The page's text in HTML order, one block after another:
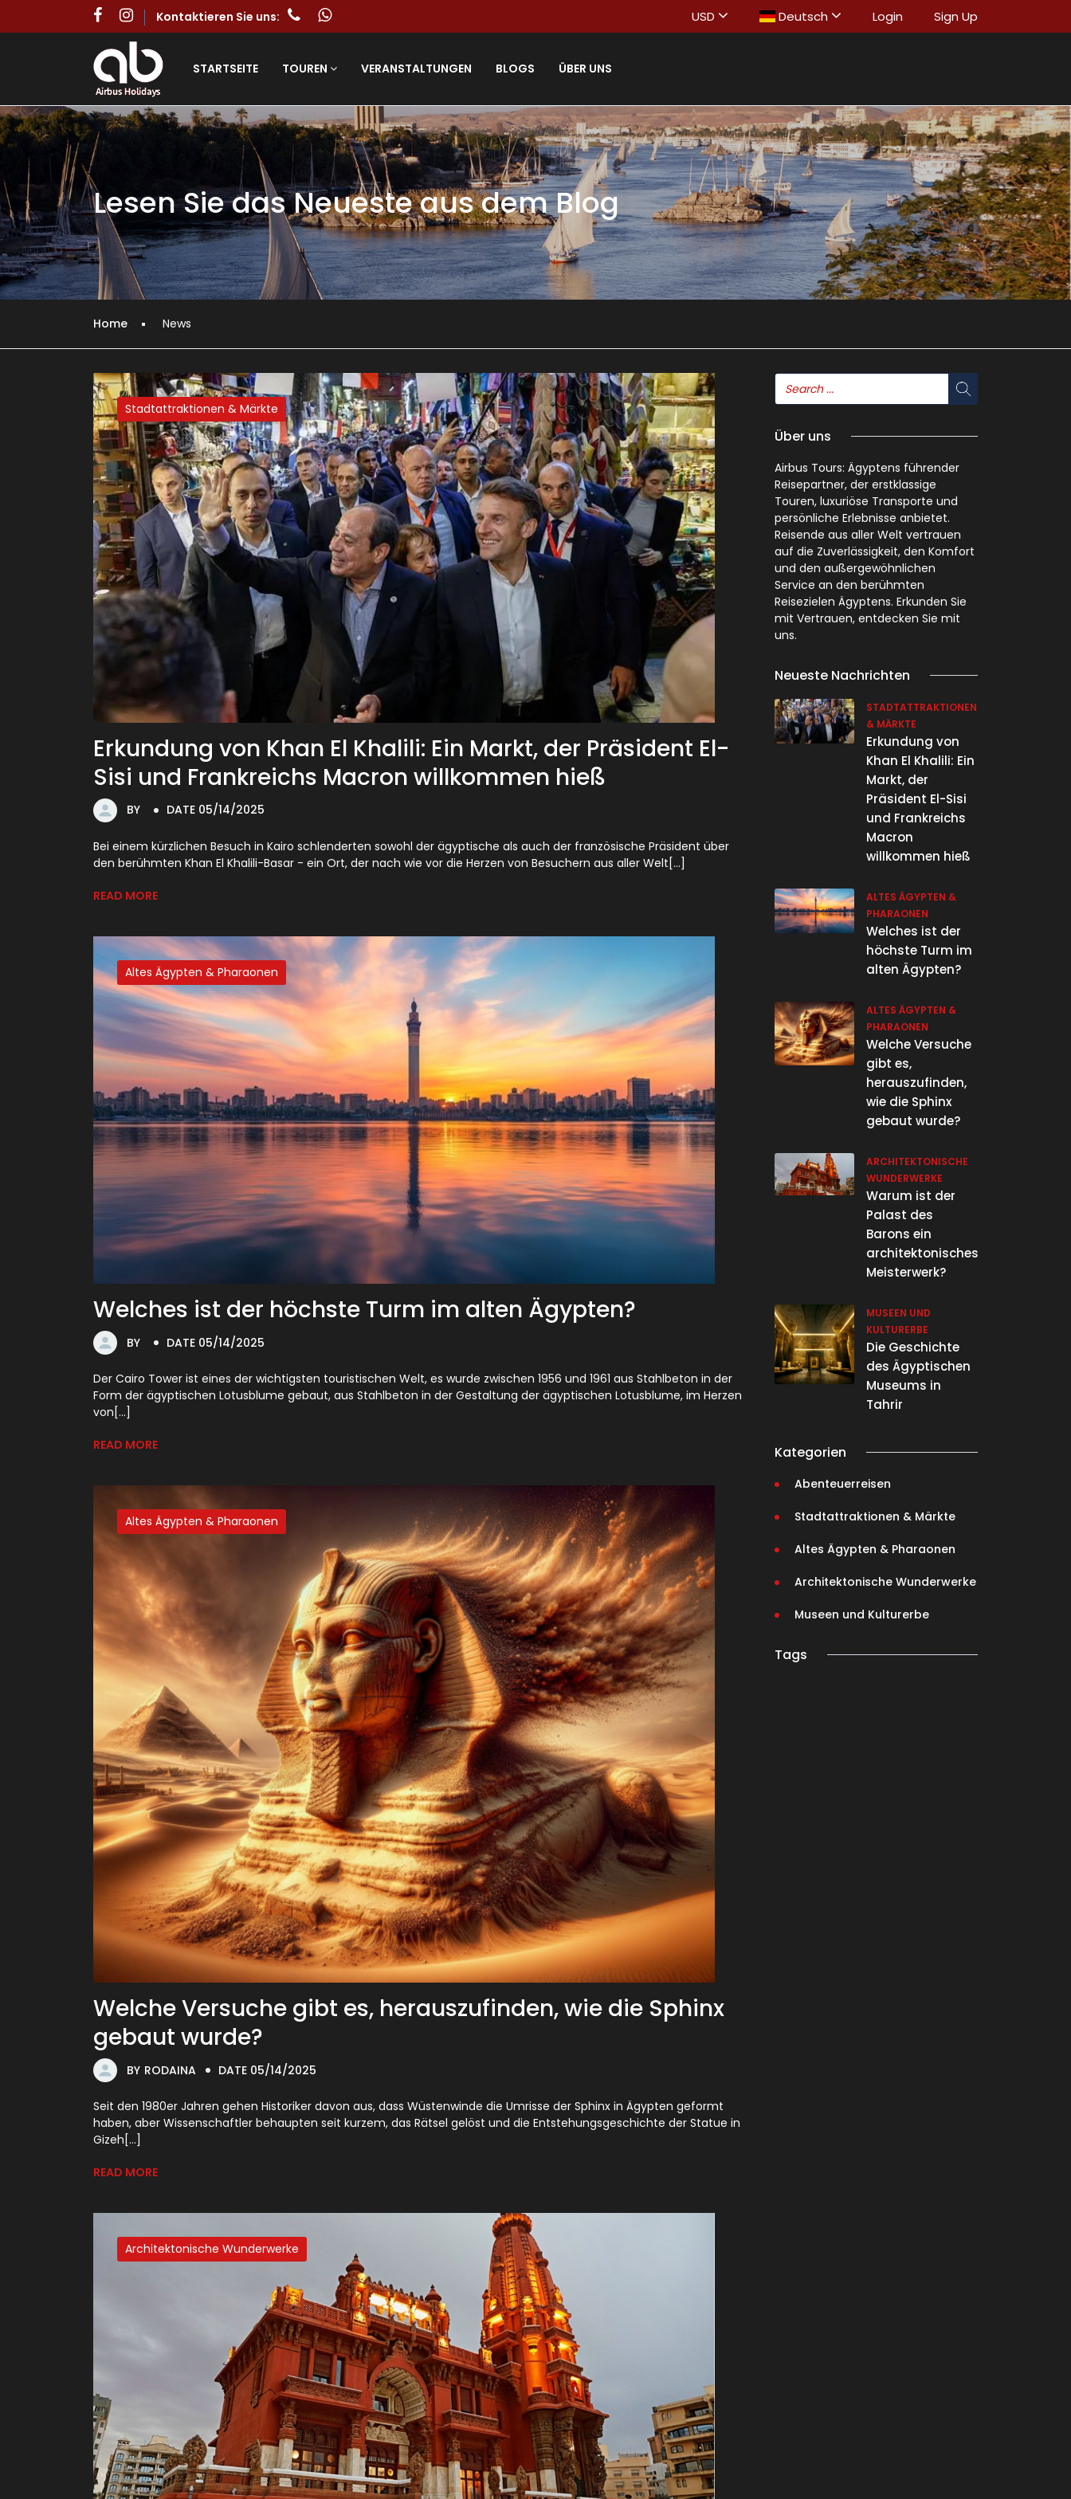
Kontaktieren Sie uns: USD Deutsch Login Sign Up
STARTSEITE TOUREN VERANSTALTUNGEN BLOGS ÜBER UNS
Lesen Sie das Neueste aus dem Blog
Home News
Stadtattraktionen & Märkte
Erkundung von Khan El Khalili: Ein Markt, der Präsident El-
Sisi und Frankreichs Macron willkommen hieß
BY DATE 05/14/2025
Bei einem kürzlichen Besuch in Kairo schlenderten sowohl der ägyptische als auch der französische Präsident über
den berühmten Khan El Khalili-Basar - ein Ort, der nach wie vor die Herzen von Besuchern aus aller Welt[...]
READ MORE
Altes Ägypten & Pharaonen
Welches ist der höchste Turm im alten Ägypten?
BY DATE 05/14/2025
Der Cairo Tower ist eines der wichtigsten touristischen Welt, es wurde zwischen 1956 und 1961 aus Stahlbeton in der
Form der ägyptischen Lotusblume gebaut, aus Stahlbeton in der Gestaltung der ägyptischen Lotusblume, im Herzen
von[...]
READ MORE
Altes Ägypten & Pharaonen
Welche Versuche gibt es, herauszufinden, wie die Sphinx
gebaut wurde?
BY RODAINA DATE 05/14/2025
Seit den 1980er Jahren gehen Historiker davon aus, dass Wüstenwinde die Umrisse der Sphinx in Ägypten geformt
haben, aber Wissenschaftler behaupten seit kurzem, das Rätsel gelöst und die Entstehungsgeschichte der Statue in
Gizeh[...]
READ MORE
Architektonische Wunderwerke
Über uns
Airbus Tours: Ägyptens führender
Reisepartner, der erstklassige
Touren, luxuriöse Transporte und
persönliche Erlebnisse anbietet.
Reisende aus aller Welt vertrauen
auf die Zuverlässigkeit, den Komfort
und den außergewöhnlichen
Service an den berühmten
Reisezielen Ägyptens. Erkunden Sie
mit Vertrauen, entdecken Sie mit
uns.
Neueste Nachrichten
STADTATTRAKTIONEN
& MÄRKTE
Erkundung von
Khan El Khalili: Ein
Markt, der
Präsident El-Sisi
und Frankreichs
Macron
willkommen hieß
ALTES ÄGYPTEN &
PHARAONEN
Welches ist der
höchste Turm im
alten Ägypten?
ALTES ÄGYPTEN &
PHARAONEN
Welche Versuche
gibt es,
herauszufinden,
wie die Sphinx
gebaut wurde?
ARCHITEKTONISCHE
WUNDERWERKE
Warum ist der
Palast des
Barons ein
architektonisches
Meisterwerk?
MUSEEN UND
KULTURERBE
Die Geschichte
des Ägyptischen
Museums in
Tahrir
Kategorien
Abenteuerreisen
Stadtattraktionen & Märkte
Altes Ägypten & Pharaonen
Architektonische Wunderwerke
Museen und Kulturerbe
Tags